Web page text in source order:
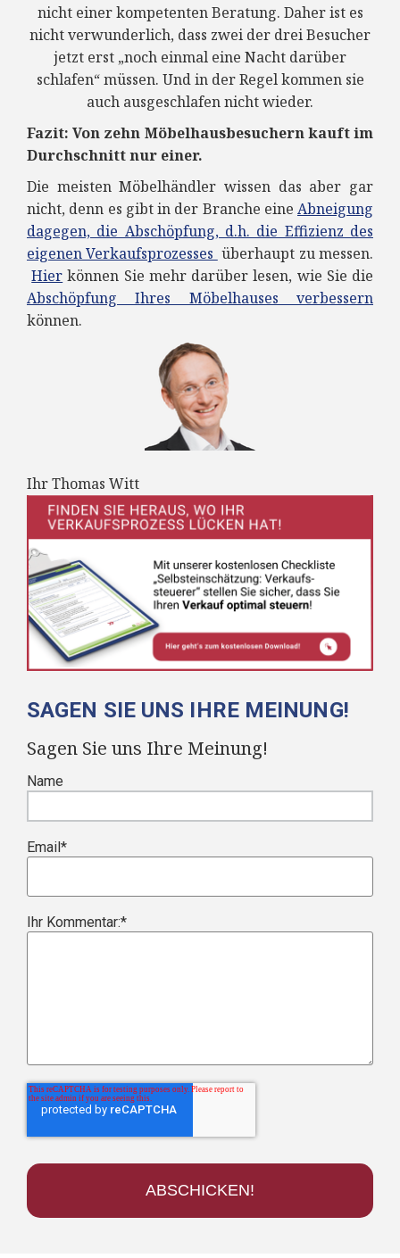
nicht einer kompetenten Beratung. Daher ist es
nicht verwunderlich, dass zwei der drei Besucher
jetzt erst „noch einmal eine Nacht darüber
schlafen“ müssen. Und in der Regel kommen sie
auch ausgeschlafen nicht wieder.
Fazit: Von zehn Möbelhausbesuchern kauft im
Durchschnitt nur einer.
Die meisten Möbelhändler wissen das aber gar
nicht, denn es gibt in der Branche eine Abneigung
dagegen, die Abschöpfung, d.h. die Effizienz des
eigenen Verkaufsprozesses überhaupt zu messen.
Hier können Sie mehr darüber lesen, wie Sie die
Abschöpfung Ihres Möbelhauses verbessern
können.
Ihr Thomas Witt
SAGEN SIE UNS IHRE MEINUNG!
Sagen Sie uns Ihre Meinung!
Name
Email*
Ihr Kommentar:*